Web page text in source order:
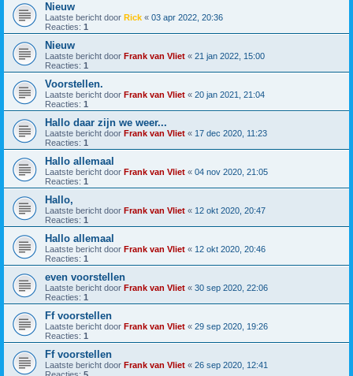
Nieuw
Laatste bericht door Rick « 03 apr 2022, 20:36
Reacties: 1
Nieuw
Laatste bericht door Frank van Vliet « 21 jan 2022, 15:00
Reacties: 1
Voorstellen.
Laatste bericht door Frank van Vliet « 20 jan 2021, 21:04
Reacties: 1
Hallo daar zijn we weer...
Laatste bericht door Frank van Vliet « 17 dec 2020, 11:23
Reacties: 1
Hallo allemaal
Laatste bericht door Frank van Vliet « 04 nov 2020, 21:05
Reacties: 1
Hallo,
Laatste bericht door Frank van Vliet « 12 okt 2020, 20:47
Reacties: 1
Hallo allemaal
Laatste bericht door Frank van Vliet « 12 okt 2020, 20:46
Reacties: 1
even voorstellen
Laatste bericht door Frank van Vliet « 30 sep 2020, 22:06
Reacties: 1
Ff voorstellen
Laatste bericht door Frank van Vliet « 29 sep 2020, 19:26
Reacties: 1
Ff voorstellen
Laatste bericht door Frank van Vliet « 26 sep 2020, 12:41